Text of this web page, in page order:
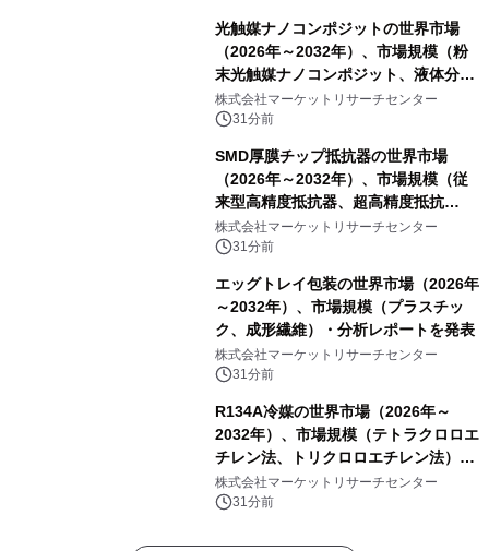
光触媒ナノコンポジットの世界市場
（2026年～2032年）、市場規模（粉
末光触媒ナノコンポジット、液体分散
液／ゾル、コーティング／フィルム一
体型製品、構造化／バルク材料）・分
株式会社マーケットリサーチセンター
31分前
SMD厚膜チップ抵抗器の世界市場
（2026年～2032年）、市場規模（従
来型高精度抵抗器、超高精度抵抗
器）・分析レポートを発表
株式会社マーケットリサーチセンター
31分前
エッグトレイ包装の世界市場（2026年
～2032年）、市場規模（プラスチッ
ク、成形繊維）・分析レポートを発表
株式会社マーケットリサーチセンター
31分前
R134A冷媒の世界市場（2026年～
2032年）、市場規模（テトラクロロエ
チレン法、トリクロロエチレン法）・
分析レポートを発表
株式会社マーケットリサーチセンター
31分前